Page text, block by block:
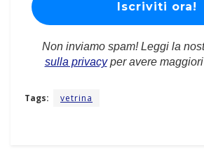
Non inviamo spam! Leggi la
sulla privacyper avere
Tags: vetrina